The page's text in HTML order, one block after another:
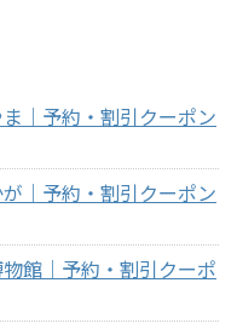
｜予約・割引クーポン
｜予約・割引クーポン
館｜予約・割引クーポ